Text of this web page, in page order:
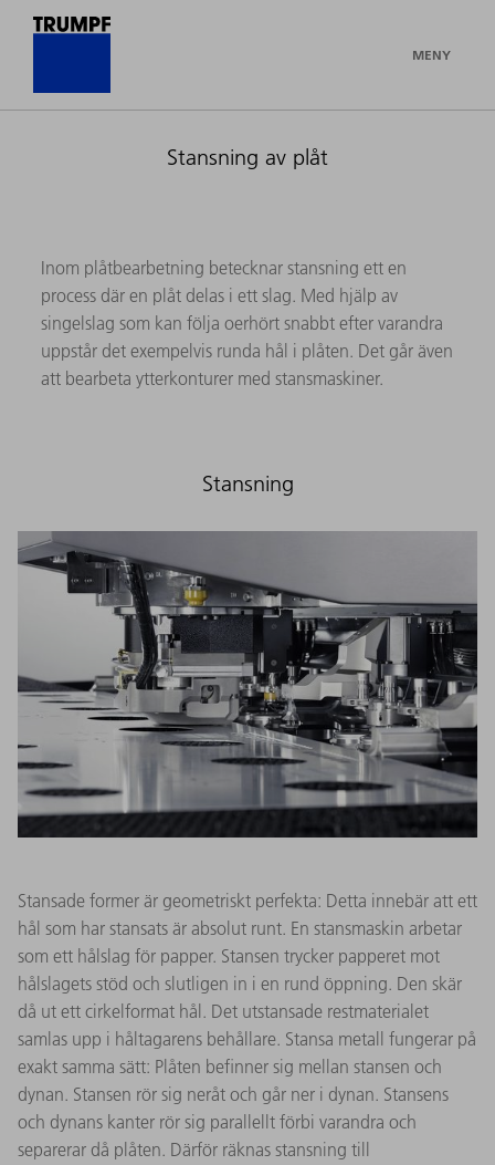
MENY
Stansning av plåt
Inom plåtbearbetning betecknar stansning ett en
process där en plåt delas i ett slag. Med hjälp av
singelslag som kan följa oerhört snabbt efter varandra
uppstår det exempelvis runda hål i plåten. Det går även
att bearbeta ytterkonturer med stansmaskiner.
Stansning
Stansade former är geometriskt perfekta: Detta innebär att ett
hål som har stansats är absolut runt. En stansmaskin arbetar
som ett hålslag för papper. Stansen trycker papperet mot
hålslagets stöd och slutligen in i en rund öppning. Den skär
då ut ett cirkelformat hål. Det utstansade restmaterialet
samlas upp i håltagarens behållare. Stansa metall fungerar på
exakt samma sätt: Plåten befinner sig mellan stansen och
dynan. Stansen rör sig neråt och går ner i dynan. Stansens
och dynans kanter rör sig parallellt förbi varandra och
separerar då plåten. Därför räknas stansning till